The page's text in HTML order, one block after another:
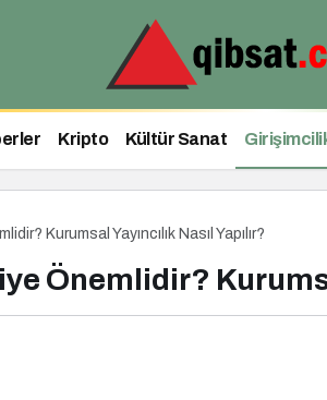
Kripto Kültür Sanat
Kurumsal Yayıncılık Nasıl Yapılır?
Önemlidir?